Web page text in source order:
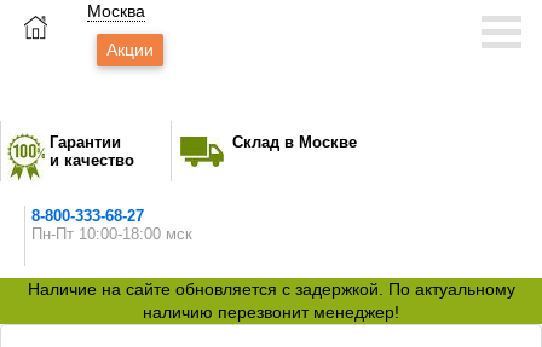
Москва
Акции
Гарантии
и качество
Склад в Москве
8-800-333-68-27
Пн-Пт 10:00-18:00 мск
Наличие на сайте обновляется с задержкой. По актуальному
наличию перезвонит менеджер!